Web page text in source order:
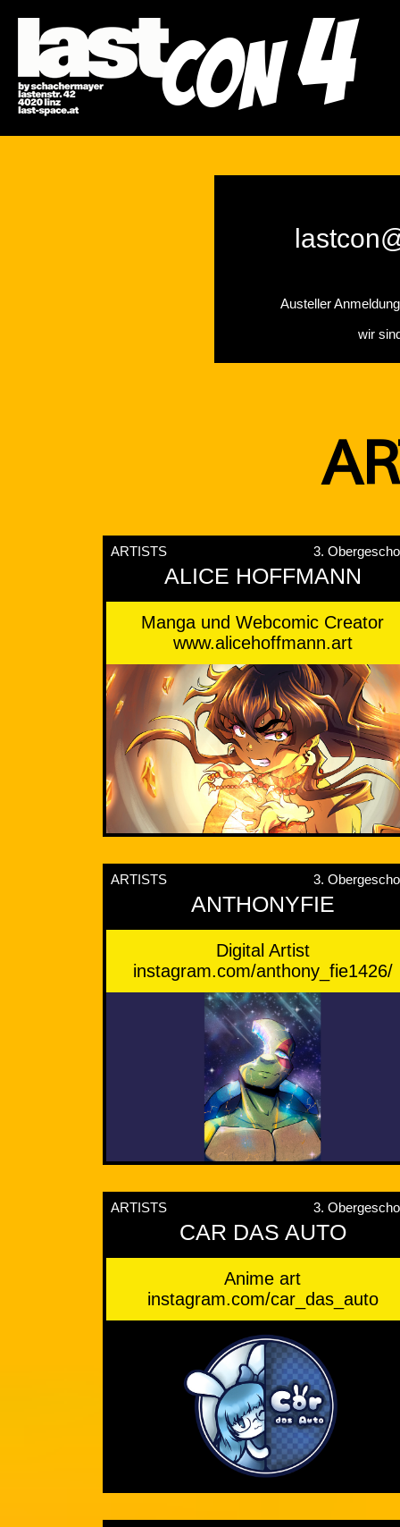
CON4
Austeller
wir
ARTISTS 3.
ALICE HOFFMANN
Manga und Webcomic Creator
www.alicehoffmann.art
ARTISTS 3.
ANTHONYFIE
Digital Artist
instagram.com/anthony_fie1426/
ARTISTS 3.
CAR DAS AUTO
Anime art
instagram.com/car_das_auto